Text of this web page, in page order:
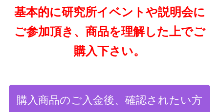
基本的に研究所イベントや説明会に
ご参加頂き、商品を理解した上でご
購入下さい。
購入商品のご入金後、確認されたい方